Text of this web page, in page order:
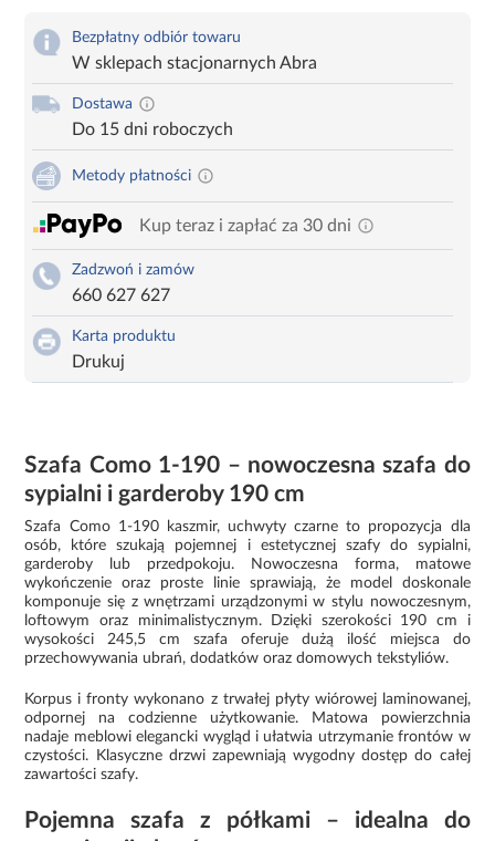
Bezpłatny odbiór towaru
W sklepach stacjonarnych Abra
Dostawa
Do 15 dni roboczych
Metody płatności
Kup teraz i zapłać za 30 dni
Zadzwoń i zamów
660 627 627
Karta produktu
Drukuj
Szafa Como 1-190 – nowoczesna szafa do
sypialni i garderoby 190 cm
Szafa Como 1-190 kaszmir, uchwyty czarne to propozycja dla
osób, które szukają pojemnej i estetycznej szafy do sypialni,
garderoby lub przedpokoju. Nowoczesna forma, matowe
wykończenie oraz proste linie sprawiają, że model doskonale
komponuje się z wnętrzami urządzonymi w stylu nowoczesnym,
loftowym oraz minimalistycznym. Dzięki szerokości 190 cm i
wysokości 245,5 cm szafa oferuje dużą ilość miejsca do
przechowywania ubrań, dodatków oraz domowych tekstyliów.
Korpus i fronty wykonano z trwałej płyty wiórowej laminowanej,
odpornej na codzienne użytkowanie. Matowa powierzchnia
nadaje meblowi elegancki wygląd i ułatwia utrzymanie frontów w
czystości. Klasyczne drzwi zapewniają wygodny dostęp do całej
zawartości szafy.
Pojemna szafa z półkami – idealna do